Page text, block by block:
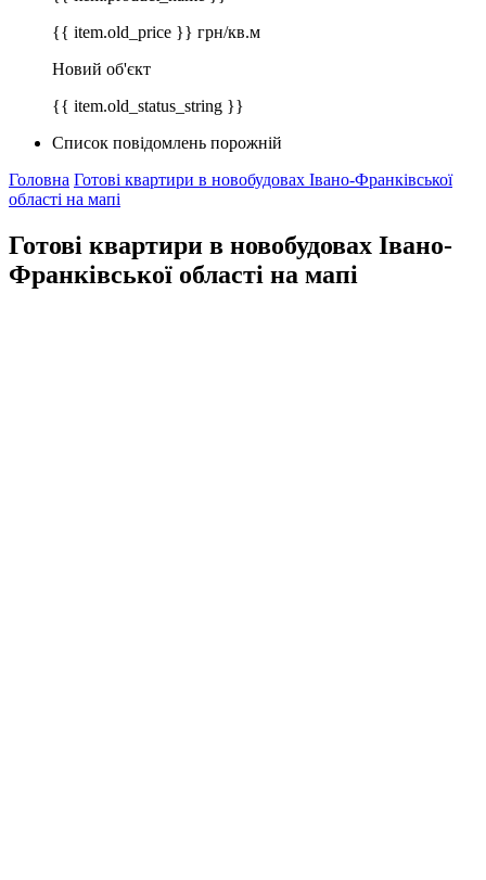
{{ item.old_price }} грн/кв.м
Новий об'єкт
{{ item.old_status_string }}
Список повідомлень порожній
Головна Готові квартири в новобудовах Івано-Франківської
області на мапі
Готові квартири в новобудовах Івано-
Франківської області на мапі